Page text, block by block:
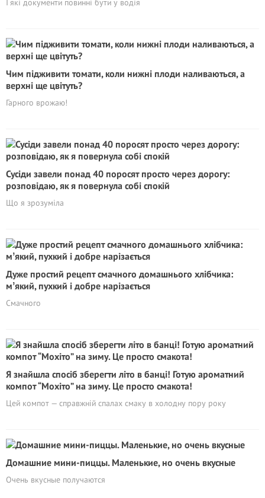
І які документи повинні бути у водія
Чим підживити томати, коли нижні плоди наливаються, а
верхні ще цвітуть?
Гарного врожаю!
Сусіди завели понад 40 поросят просто через дорогу:
розповідаю, як я повернула собі спокій
Що я зрозуміла
Дуже простий рецепт смачного домашнього хлібчика:
мʼякий, пухкий і добре нарізається
Смачного
Я знайшла спосіб зберегти літо в банці! Готую ароматний
компот “Мохіто” на зиму. Це просто смакота!
Цей компот — справжній спалах смаку в холодну пору року
Домашние мини-пиццы. Маленькие, но очень вкусные
Очень вкусные получаются